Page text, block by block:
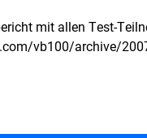
mit allen Test-
vb100/archive/